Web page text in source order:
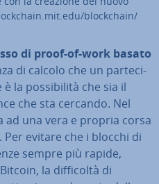
bloc­k­chain/
di proof-of-work basato
di calcolo che un par­te­ci­
la pos­si­bi­li­tà che sia il
che sta cercando. Nel
ad una vera e propria corsa
evitare che i blocchi di
sempre più rapide,
la dif­fi­col­tà di